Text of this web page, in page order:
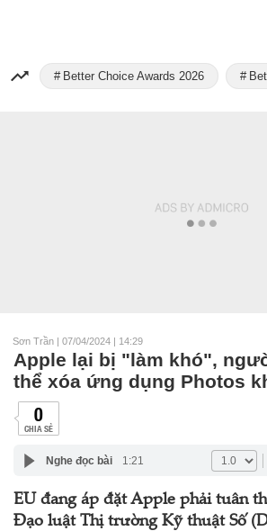
Better Choice Awards 2026
Sơn Trần | 07/04/2024 | 14:29
Apple lại bị "làm khó",
thể xóa ứng dụng Photos
0
CHIA SẺ
Nghe đọc bài 1:21
EU đang áp đặt Apple phải tuân
Đạo luật Thị trường Kỹ thuật Số